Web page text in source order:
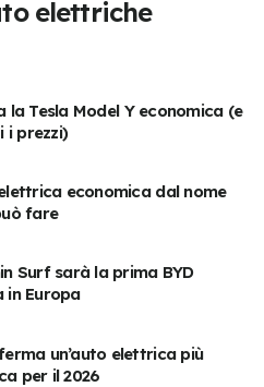
elettriche
la Tesla Model Y economica (e
i prezzi)
economica dal nome
fare
Surf sarà la prima BYD
Europa
un’auto elettrica più
per il 2026